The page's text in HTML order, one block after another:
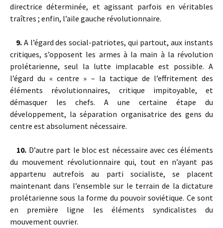
directrice déterminée, et agissant parfois en véritables
traîtres ; enfin, l’aile gauche révolutionnaire.
9.A l’égard des social-patriotes, qui partout, aux instants
critiques, s’opposent les armes à la main à la révolution
prolétarienne, seul la lutte implacable est possible. A
l’égard du « centre » – la tactique de l’effritement des
éléments révolutionnaires, critique impitoyable, et
démasquer les chefs. A une certaine étape du
développement, la séparation organisatrice des gens du
centre est absolument nécessaire.
10. D’autre part le bloc est nécessaire avec ces éléments
du mouvement révolutionnaire qui, tout en n’ayant pas
appartenu autrefois au parti socialiste, se placent
maintenant dans l’ensemble sur le terrain de la dictature
prolétarienne sous la forme du pouvoir soviétique. Ce sont
en première ligne les éléments syndicalistes du
mouvement ouvrier.